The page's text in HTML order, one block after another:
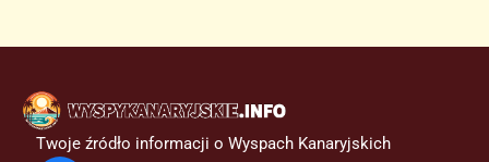
Twoje źródło informacji o Wyspach Kanaryjskich